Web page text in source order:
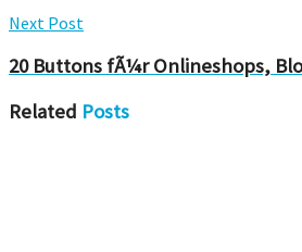
Next Post
20 Buttons fÃ¼r Onlineshops,
Related Posts